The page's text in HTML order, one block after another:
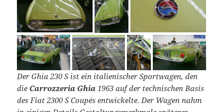
Der Ghia 230 S ist ein italienischer Sportwagen, den
die Carrozzeria Ghia 1963 auf der technischen Basis
des Fiat 2300 S Coupés entwickelte. Der Wagen nahm